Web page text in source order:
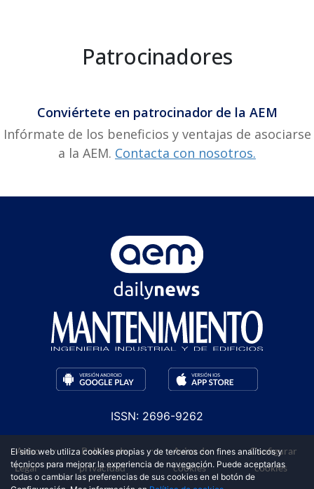
Patrocinadores
Conviértete en patrocinador de la AEM
Infórmate de los beneficios y ventajas de asociarse
a la AEM. Contacta con nosotros.
ISSN: 2696-9262
Aviso
Legal
·
Política de
privacidad
·
Aviso de
cookies
·
Configurar
cookies
El sitio web utiliza cookies propias y de terceros con fines analíticos y
técnicos para mejorar la experiencia de navegación. Puede aceptarlas
todas o cambiar las preferencias de sus cookies en el botón de